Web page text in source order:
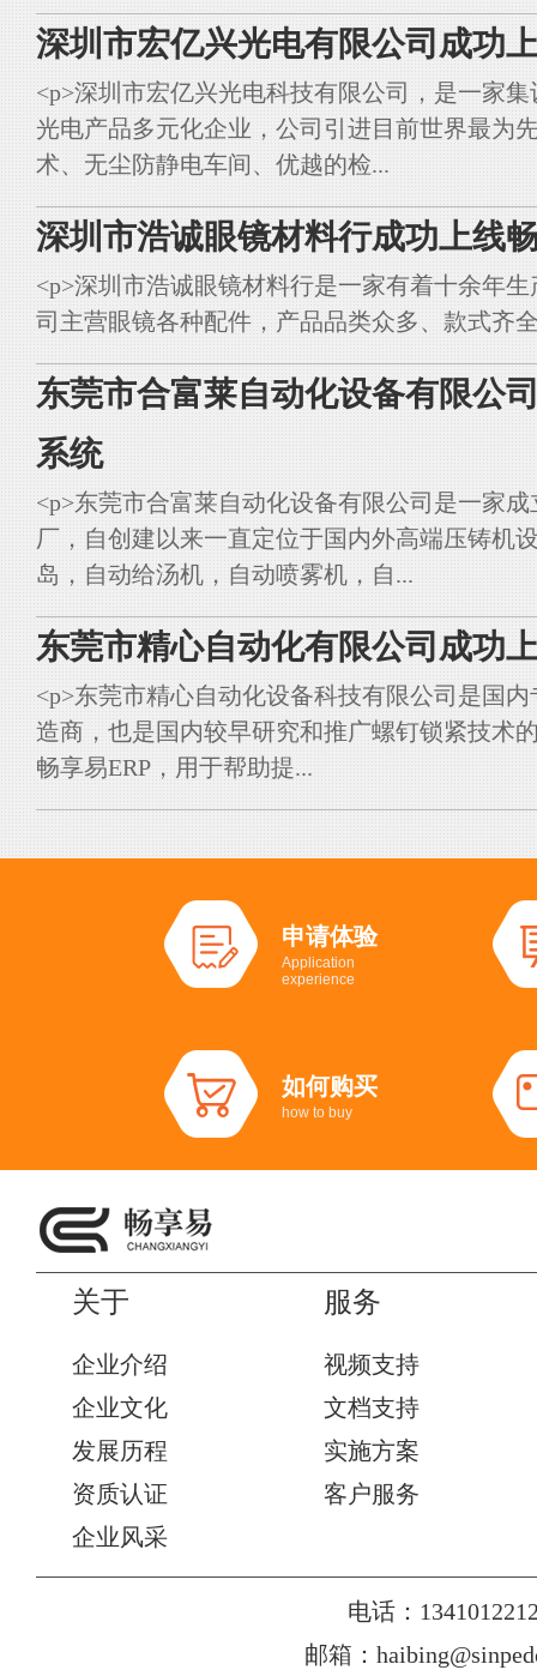
深圳市宏亿兴光电有限公司成功
<p>深圳市宏亿兴光电科技有限公司，是一家
光电产品多元化企业，公司引进目前世界最为
术、无尘防静电车间、优越的检...
深圳市浩诚眼镜材料行成功上线
<p>深圳市浩诚眼镜材料行是一家有着十余年
司主营眼镜各种配件，产品品类众多、款式齐
东莞市合富莱自动化设备有限公
系统
<p>东莞市合富莱自动化设备有限公司是一家
厂，自创建以来一直定位于国内外高端压铸机
岛，自动给汤机，自动喷雾机，自...
东莞市精心自动化有限公司成功
<p>东莞市精心自动化设备科技有限公司是国
造商，也是国内较早研究和推广螺钉锁紧技术
畅享易ERP，用于帮助提...
申请体验
Application
experience
如何购买
how to buy
关于
企业介绍
企业文化
发展历程
资质认证
企业风采
服务
视频支持
文档支持
实施方案
客户服务
电话：
邮箱：